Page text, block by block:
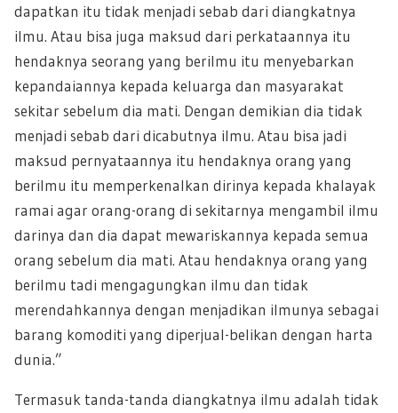
dapatkan itu tidak menjadi sebab dari diangkatnya
ilmu. Atau bisa juga maksud dari perkataannya itu
hendaknya seorang yang berilmu itu menyebarkan
kepandaiannya kepada keluarga dan masyarakat
sekitar sebelum dia mati. Dengan demikian dia tidak
menjadi sebab dari dicabutnya ilmu. Atau bisa jadi
maksud pernyataannya itu hendaknya orang yang
berilmu itu memperkenalkan dirinya kepada khalayak
ramai agar orang-orang di sekitarnya mengambil ilmu
darinya dan dia dapat mewariskannya kepada semua
orang sebelum dia mati. Atau hendaknya orang yang
berilmu tadi mengagungkan ilmu dan tidak
merendahkannya dengan menjadikan ilmunya sebagai
barang komoditi yang diperjual-belikan dengan harta
dunia.”
Termasuk tanda-tanda diangkatnya ilmu adalah tidak